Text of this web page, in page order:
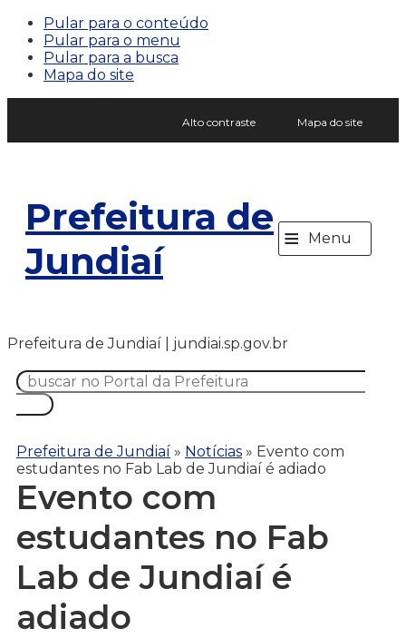
Pular para o conteúdo
Pular para o menu
Pular para a busca
Mapa do site
Alto contraste Mapa do site
Prefeitura de
Jundiaí
≡ Menu
Prefeitura de Jundiaí | jundiai.sp.gov.br
Prefeitura de Jundiaí » Notícias » Evento com
estudantes no Fab Lab de Jundiaí é adiado
Evento com
estudantes no Fab
Lab de Jundiaí é
adiado